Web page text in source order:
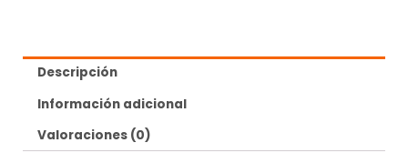
Descripción
Información adicional
Valoraciones (0)